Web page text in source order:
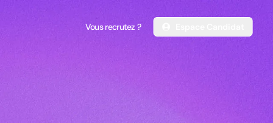
Vous recrutez ?
Vous recrutez ?